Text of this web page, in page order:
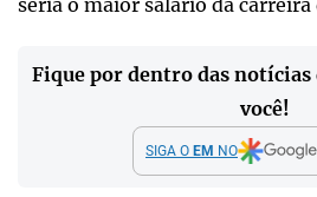
Fique por dentro das
você!
SIGA O EM NO